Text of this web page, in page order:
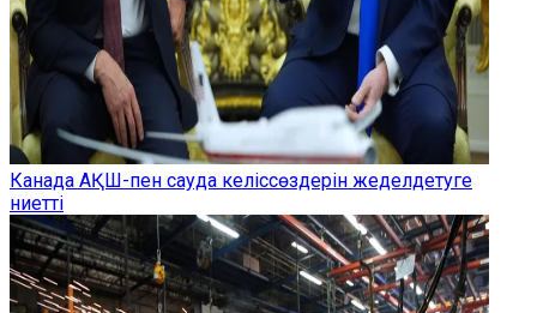
Канада АҚШ-пен сауда келіссөздерін жеделдетуге
ниетті